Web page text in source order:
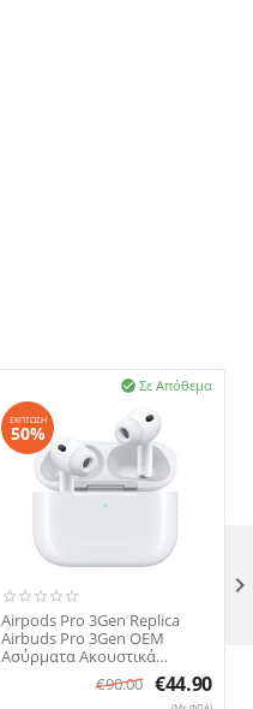
Σε Απόθεμα

ΈΚΠΤΩΣΗ
50%
Airpods Pro 3Gen Replica
Airbuds Pro 3Gen OEM
Ασύρματα Ακουστικά
Bluetooth Με Noise Active
Cancelation (ANC)
€90.00 €44.90
